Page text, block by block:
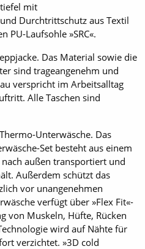
mit
Durchtrittschutz aus Textil
PU-Laufsohle »SRC«.
Das Material sowie die
sind trageangenehm und
verspricht im Arbeitsalltag
Alle Taschen sind
Unterwäsche. Das
Set besteht aus einem
außen transportiert und
Außerdem schützt das
vor unangenehmen
verfügt über »Flex Fit«-
von Muskeln, Hüfte, Rücken
wird auf Nähte für
verzichtet. »3D cold